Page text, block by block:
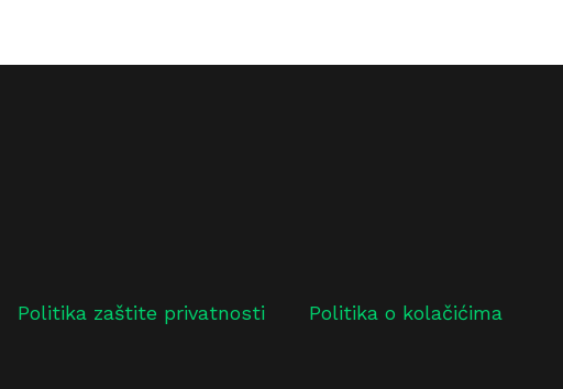
Politika zaštite privatnosti Politika o kolačićima